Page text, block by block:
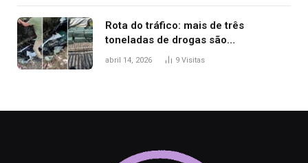
Rota do tráfico: mais de três
toneladas de drogas são
apreendidas no TO em três meses
abril 14, 2026 9 Visitas